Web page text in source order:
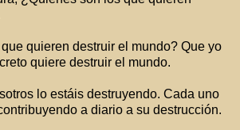
quieren destruir el mundo? Que yo
quiere destruir el mundo.
lo estáis destruyendo. Cada uno
a diario a su destrucción.